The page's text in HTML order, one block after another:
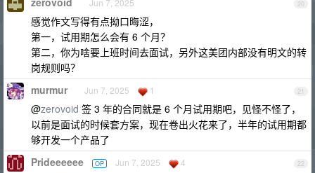
20
Jun 7, 2025
感觉作文写得有点拗口晦涩，
第一，试用期怎么会有 6 个月？
第二，你为啥要上班时间去面试，另外这美团内部没有明文的转
岗规则吗？
21
murmur Jun 7, 2025 1
@zerovoid 签 3 年的合同就是 6 个月试用期吧，见怪不怪了，
以前是面试的时候套方案，现在卷出火花来了，半年的试用期都
够开发一个产品了
22
Prideeeeee OP Jun 7, 2025 4